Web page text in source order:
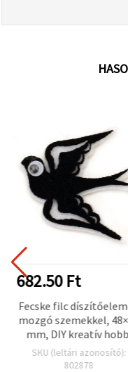
682.50 Ft
Fecske filc
mozgó szemekkel,
mm, DIY kreatív
dekoráció, 10 db
SKU (leltári azonosító):
802878